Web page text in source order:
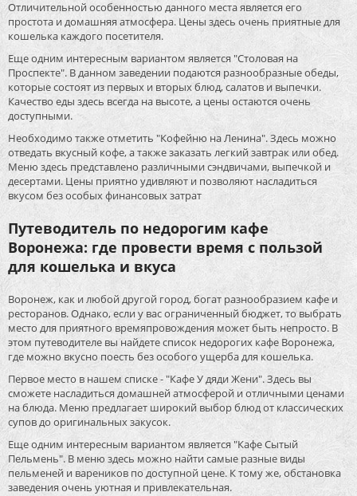
Отличительной особенностью данного места является его
простота и домашняя атмосфера. Цены здесь очень приятные для
кошелька каждого посетителя.
Еще одним интересным вариантом является "Столовая на
Проспекте". В данном заведении подаются разнообразные обеды,
которые состоят из первых и вторых блюд, салатов и выпечки.
Качество еды здесь всегда на высоте, а цены остаются очень
доступными.
Необходимо также отметить "Кофейню на Ленина". Здесь можно
отведать вкусный кофе, а также заказать легкий завтрак или обед.
Меню здесь представлено различными сэндвичами, выпечкой и
десертами. Цены приятно удивляют и позволяют насладиться
вкусом без особых финансовых затрат
Путеводитель по недорогим кафе
Воронежа: где провести время с пользой
для кошелька и вкуса
Воронеж, как и любой другой город, богат разнообразием кафе и
ресторанов. Однако, если у вас ограниченный бюджет, то выбрать
место для приятного времяпровождения может быть непросто. В
этом путеводителе вы найдете список недорогих кафе Воронежа,
где можно вкусно поесть без особого ущерба для кошелька.
Первое место в нашем списке - "Кафе У дяди Жени". Здесь вы
сможете насладиться домашней атмосферой и отличными ценами
на блюда. Меню предлагает широкий выбор блюд от классических
супов до оригинальных закусок.
Еще одним интересным вариантом является "Кафе Сытый
Пельмень". В меню здесь можно найти самые разные виды
пельменей и вареников по доступной цене. К тому же, обстановка
заведения очень уютная и привлекательная.